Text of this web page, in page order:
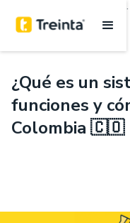
.
¿Qué es un
funciones y
Colombia 🇨🇴